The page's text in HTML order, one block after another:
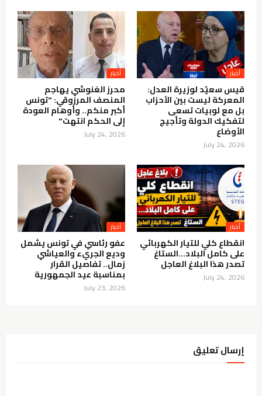
أخبار
قيس سعيّد لوزيرة العدل:
المعركة ليست بين الأحزاب
بل مع لوبيات تسعى
لتفكيك الدولة وتأجيج
الأوضاع
July 24, 2026
أخبار
محرز الغنوشي يهاجم
المنصف المرزوقي: "تونس
أكبر منكم.. وأوهام العودة
إلى الحكم انتهت"
July 24, 2026
أخبار
انقطاع كلي للتيار الكهربائي
على كامل البلاد…الستاغ
تصدر هذا البلاغ العاجل
July 24, 2026
أخبار
عفو رئاسي في تونس يشمل
وديع الجريء والعياشي
زمال.. تفاصيل القرار
بمناسبة عيد الجمهورية
July 23, 2026
إرسال تعليق